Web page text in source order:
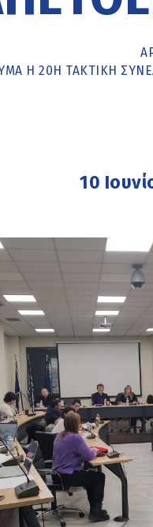
Η 20Η ΤΑΚΤΙΚΉ
10